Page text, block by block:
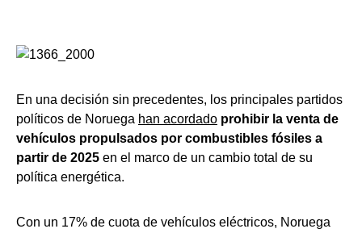
En una decisión sin precedentes, los principales partidos
políticos de Noruega han acordado prohibir la venta de
vehículos propulsados por combustibles fósiles a
partir de 2025 en el marco de un cambio total de su
política energética.
Con un 17% de cuota de vehículos eléctricos, Noruega